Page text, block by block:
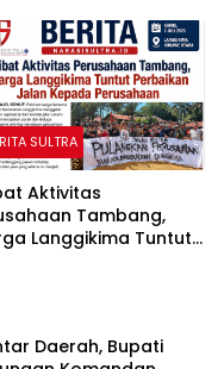
SULTRA
Aktivitas
Tambang,
Langgikima Tuntut
Daerah, Bupati